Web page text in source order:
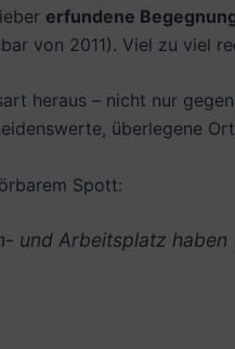
erfundene
von 2011). Viel zu viel
heraus – nicht nur
überlegene
Spott:
und Arbeitsplatz haben